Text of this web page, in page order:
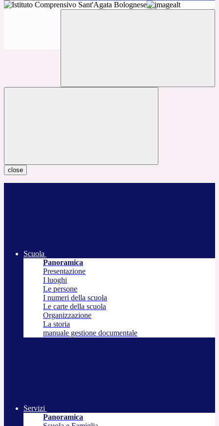
close
Scuola
Panoramica
Presentazione
I luoghi
Le persone
I numeri della scuola
Le carte della scuola
Organizzazione
La storia
manuale gestione documentale
Servizi
Panoramica